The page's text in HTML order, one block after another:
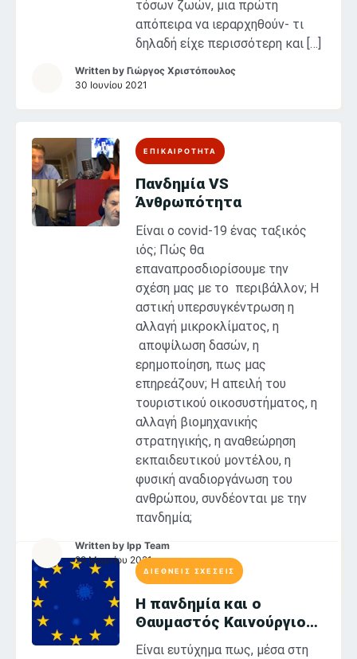
τόσων ζωών, μια πρώτη
απόπειρα να ιεραρχηθούν- τι
δηλαδή είχε περισσότερη και […]
Written by Γιώργος Χριστόπουλος
30 Ιουνίου 2021
ΕΠΙΚΑΙΡΟΤΗΤΑ
Πανδημία VS
Άνθρωπότητα
Είναι ο covid-19 ένας ταξικός
ιός; Πώς θα
επαναπροσδιορίσουμε την
σχέση μας με το περιβάλλον; Η
αστική υπερσυγκέντρωση η
αλλαγή μικροκλίματος, η
αποψίλωση δασών, η
ερημοποίηση, πως μας
επηρεάζουν; Η απειλή του
τουριστικού οικοσυστήματος, η
αλλαγή βιομηχανικής
στρατηγικής, η αναθεώρηση
εκπαιδευτικού μοντέλου, η
φυσική αναδιοργάνωση του
ανθρώπου, συνδέονται με την
πανδημία;
Written by Ipp Team
29 Μαρτίου 2021
ΔΙΕΘΝΕΙΣ ΣΧΕΣΕΙΣ
Η πανδημία και ο
Θαυμαστός Καινούργιος
Κόσμος
Είναι ευτύχημα πως, μέσα στη